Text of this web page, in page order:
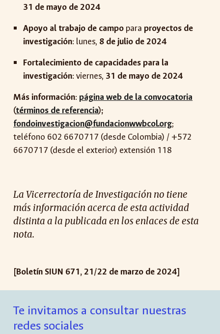
31 de mayo de 2024
Apoyo al trabajo de campo para proyectos de
investigación: lunes, 8 de julio de 2024
Fortalecimiento de capacidades para la
investigación: viernes, 31 de mayo de 2024
Más información: página web de la convocatoria
(términos de referencia);
fondoinvestigacion@fundacionwwbcol.org;
teléfono 602 6670717 (desde Colombia) / +572
6670717 (desde el exterior) extensión 118
La Vicerrectoría de Investigación no tiene
más información acerca de esta actividad
distinta a la publicada en los enlaces de esta
nota.
[Boletín SIUN 671, 21/22 de marzo de 2024]
Te invitamos a consultar nuestras
redes sociales